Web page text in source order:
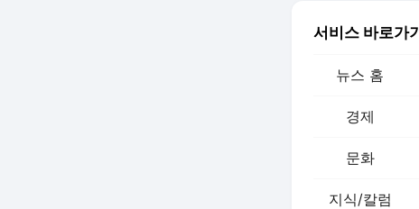
서비스 바로가기
뉴스 홈
경제
문화
지식/칼럼